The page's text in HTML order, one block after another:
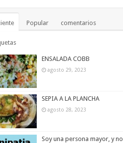
Popular comentarios
ENSALADA COBB
agosto 29, 2023
SEPIA A LA PLANCHA
agosto 28, 2023
Soy una persona mayor, y no